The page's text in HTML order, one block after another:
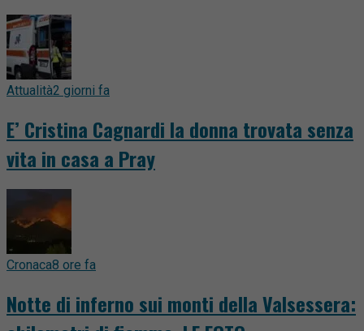
Attualità2 giorni fa
E’ Cristina Cagnardi la donna trovata senza
vita in casa a Pray
Cronaca8 ore fa
Notte di inferno sui monti della Valsessera: